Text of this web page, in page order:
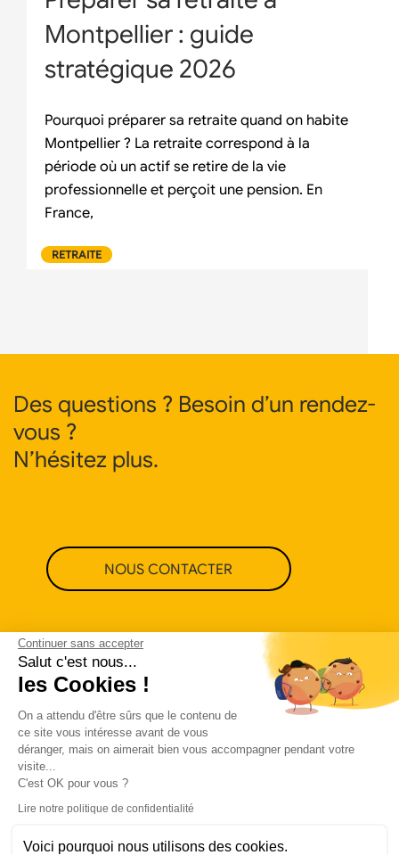
Continuer sans accepter
Salut c'est nous...
les Cookies !
On a attendu d'être sûrs que le contenu de
ce site vous intéresse avant de vous
déranger, mais on aimerait bien vous accompagner pendant votre
visite...
C'est OK pour vous ?
Lire notre politique de confidentialité
Voici pourquoi nous utilisons des cookies.
Montpellier : guide
stratégique 2026
Pourquoi préparer sa retraite quand on habite
Montpellier ? La retraite correspond à la
période où un actif se retire de la vie
professionnelle et perçoit une pension. En
France,
RETRAITE
Des questions ? Besoin d’un rendez-
vous ?
N’hésitez plus.
NOUS CONTACTER
Politique de confidentialité CGU